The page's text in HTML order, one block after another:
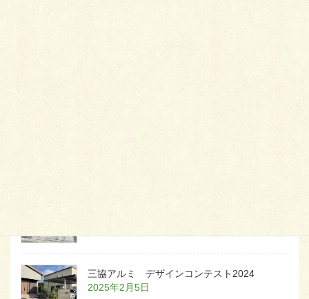
三協アルミ デザインコンテスト2024
2025年2月5日